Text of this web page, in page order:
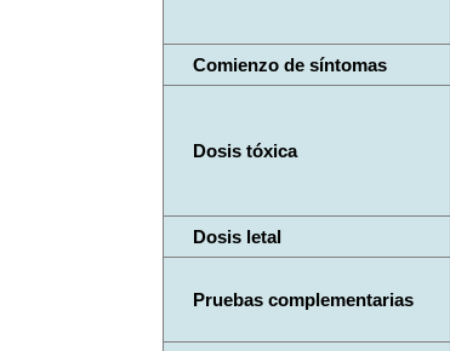
Comienzo de síntomas
Dosis tóxica
Dosis letal
Pruebas complementarias